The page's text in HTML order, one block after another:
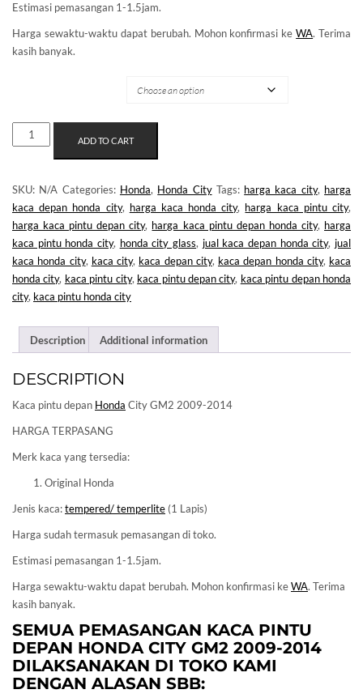
Estimasi pemasangan 1-1.5jam.
Harga sewaktu-waktu dapat berubah. Mohon konfirmasi keWA. Terima
kasih banyak.
KACA
PINTU
HONDA
CITY
GM2
QUANTITY
ADD TO CART
SKU: N/A Categories: Honda, Honda City Tags: harga kaca city, harga
kaca depan honda city, harga kaca honda city, harga kaca pintu city,
harga kaca pintu depan city, harga kaca pintu depan honda city, harga
kaca pintu honda city, honda city glass, jual kaca depan honda city, jual
kaca honda city, kaca city, kaca depan city, kaca depan honda city, kaca
honda city, kaca pintu city, kaca pintu depan city, kaca pintu depan honda
city, kaca pintu honda city
Description Additional information
DESCRIPTION
Kaca pintu depan Honda City GM2 2009-2014
HARGA TERPASANG
Merk kaca yang tersedia:
Original Honda
Jenis kaca:tempered/ temperlite (1 Lapis)
Harga sudah termasuk pemasangan di toko.
Estimasi pemasangan 1-1.5jam.
Harga sewaktu-waktu dapat berubah. Mohon konfirmasi keWA. Terima
kasih banyak.
SEMUA PEMASANGAN KACA PINTU
DEPAN HONDACITY GM2 2009-2014
DILAKSANAKAN DI TOKO KAMI
DENGAN ALASAN SBB: